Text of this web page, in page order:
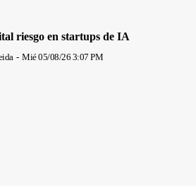
riesgo en startups de IA
- Mié 05/08/26 3:07 PM